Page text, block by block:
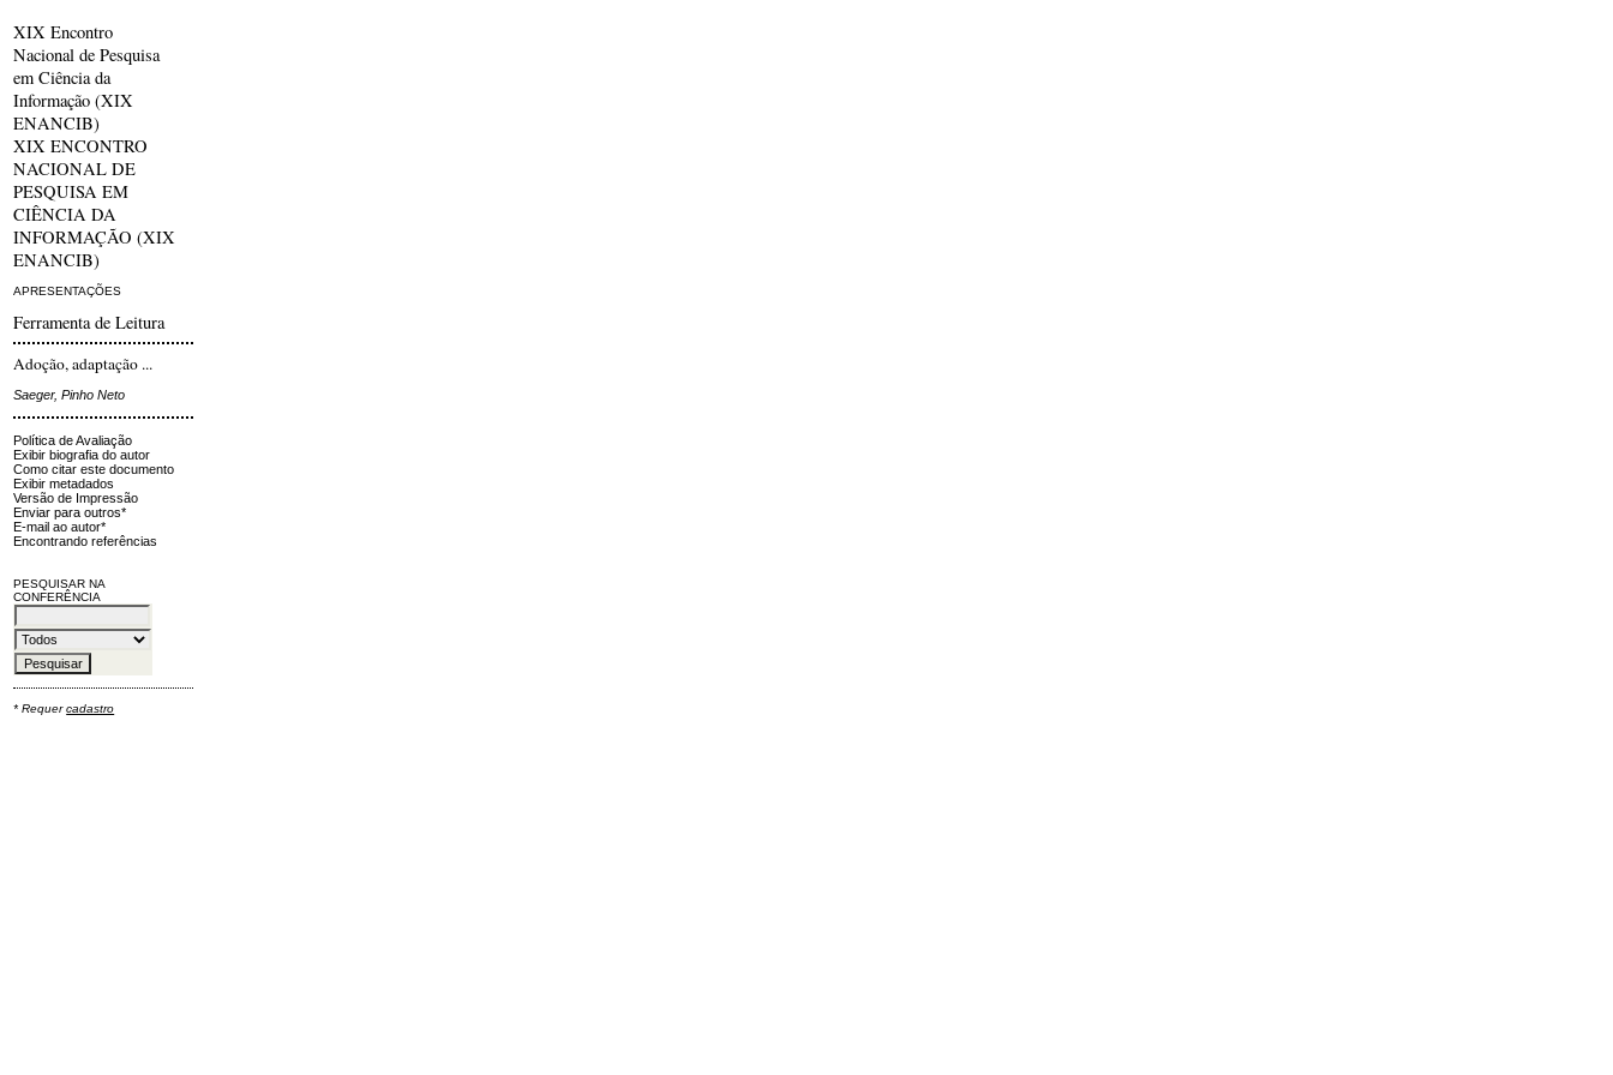
XIX Encontro
Nacional de Pesquisa
em Ciência da
Informação (XIX
ENANCIB)
XIX ENCONTRO
NACIONAL DE
PESQUISA EM
CIÊNCIA DA
INFORMAÇÃO (XIX
ENANCIB)
APRESENTAÇÕES
Ferramenta de Leitura
Adoção, adaptação ...
Saeger, Pinho Neto
Política de Avaliação
Exibir biografia do autor
Como citar este documento
Exibir metadados
Versão de Impressão
Enviar para outros*
E-mail ao autor*
Encontrando referências
PESQUISAR NA
CONFERÊNCIA
* Requercadastro